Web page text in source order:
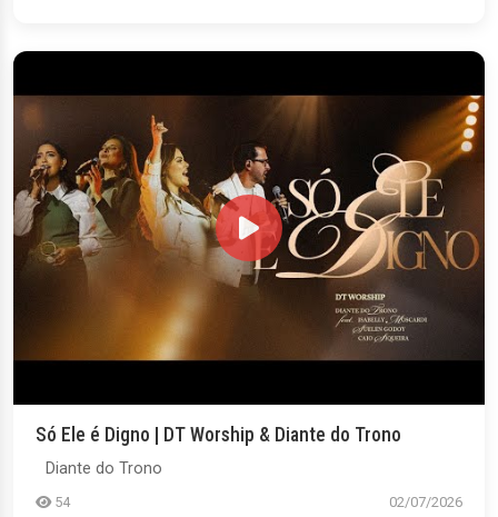
Só Ele é Digno | DT Worship & Diante do Trono
Diante do Trono
54 02/07/2026